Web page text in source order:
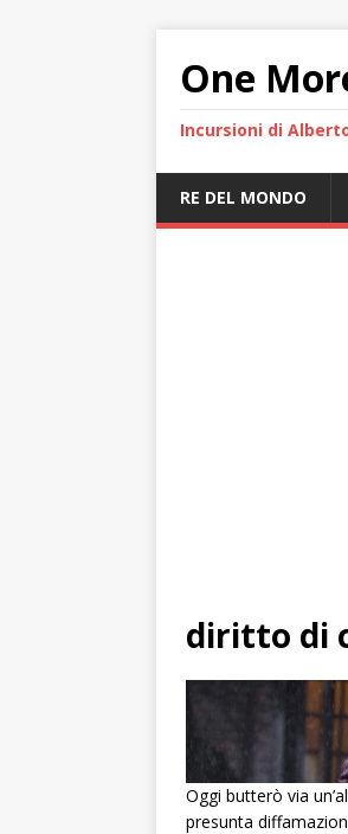
One
Incursioni di
RE DEL MONDO
diritto di
Oggi butterò via
presunta